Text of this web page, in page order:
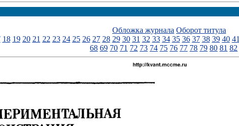
Обложка журнала Оборот титула
18 19 20 21 22 23 24 25 26 27 28 29 30 31 32 33 34 35 36 37 38 39 40 41
68 69 70 71 72 73 74 75 76 77 78 79 80 81 82